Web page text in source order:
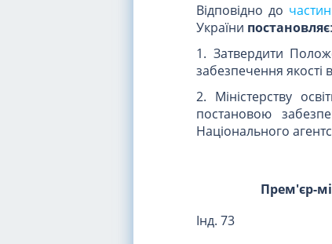
Відповідно до
України постановляє:
1. Затвердити
забезпечення якості
2. Міністерству
постановою
Національного
Прем'єр-
Інд. 73